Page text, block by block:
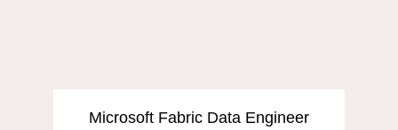
Microsoft Fabric Data Engineer